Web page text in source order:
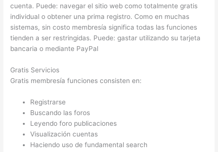
cuenta. Puede: navegar el sitio web como totalmente gratis
individual o obtener una prima registro. Como en muchas
sistemas, sin costo membresía significa todas las funciones
tienden a ser restringidas. Puede: gastar utilizando su tarjeta
bancaria o mediante PayPal
Gratis Servicios
Gratis membresía funciones consisten en:
Registrarse
Buscando las foros
Leyendo foro publicaciones
Visualización cuentas
Haciendo uso de fundamental search